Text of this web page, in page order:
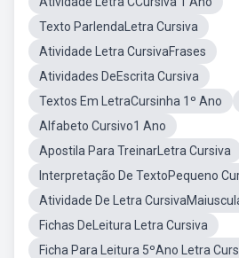
Texto ParlendaLetra Cursiva
Atividade Letra CursivaFrases
Atividades DeEscrita Cursiva
Textos Em LetraCursinha 1º Ano
Alfabeto Cursivo1 Ano
Apostila Para TreinarLetra Cursiva
Interpretação De TextoPequeno
Atividade De Letra
Fichas DeLeitura Letra Cursiva
Ficha Para Leitura 5ºAno Letra